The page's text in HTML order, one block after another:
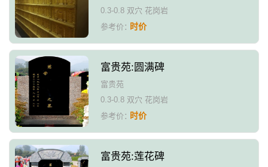
0.3-0.8 双穴 花岗岩
参考价：时价
富贵苑:圆满碑
富贵苑
0.3-0.8 双穴 花岗岩
参考价：时价
富贵苑:莲花碑